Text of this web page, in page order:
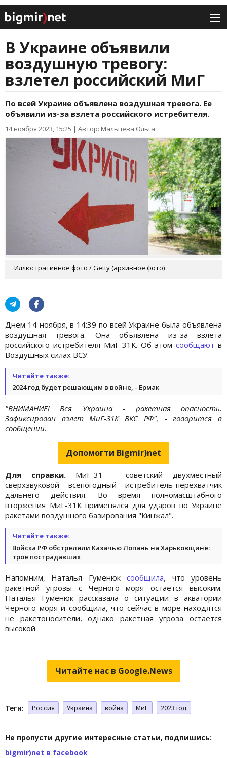
В Украине объявили
воздушную тревогу:
взлетел российский МиГ
По всей Украине объявлена воздушная тревога. Ее
объявили из-за взлета российского истребителя.
14 ноября 2023, 15:25 | Автор: Мальцева Ольга
Иллюстративное фото / Getty (архивное фото)
Днем 14 ноября, в 14:39 по всей Украине была объявлена
воздушная тревога. Она объявлена из-за взлета
российского истребителя МиГ-31К. Об этомсообщают в
Воздушных силах ВСУ.
Читайте также:
2024 год будет решающим в войне, - Ермак
"ВНИМАНИЕ! Вся Украина - ракетная опасность.
Зафиксирован взлет МиГ-31К ВКС РФ", - говорится в
сообщении.
Допомогти Bigmir)net
Для справки.МиГ-31 - советский двухместный
сверхзвуковой всепогодный истребитель-перехватчик
дальнего действия. Во время полномасштабного
вторжения МиГ-31К применялся для ударов по Украине
ракетами воздушного базирования "Кинжал".
Читайте также:
Войска РФ обстреляли Казачью Лопань на Харьковщине:
трое пострадавших
Напомним, Наталья Гуменюксообщила, что уровень
ракетной угрозы с Черного моря остается высоким.
Наталья Гуменюк рассказала о ситуации в акватории
Черного моря и сообщила, что сейчас в море находятся
не ракетоносители, однако ракетная угроза остается
высокой.
Читайте нас в Google.News
Теги: Россия Украина война МиГ 2023 год
Не пропусти другие интересные статьи, подпишись:
bigmir)net в facebook